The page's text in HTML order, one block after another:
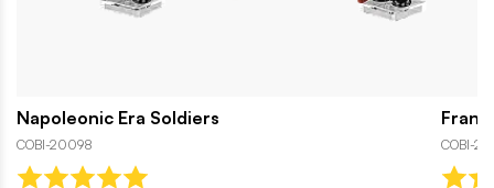
Napoleonic Era Soldiers
COBI-20098 COBI-